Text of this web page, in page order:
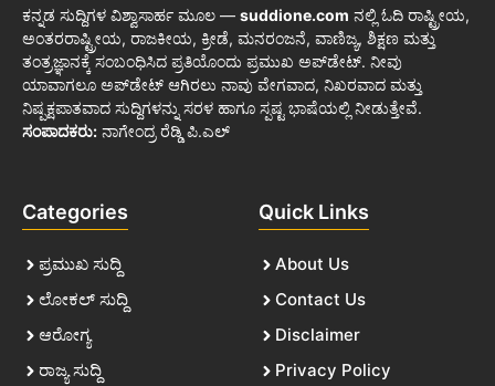
ಕನ್ನಡ ಸುದ್ದಿಗಳ ವಿಶ್ವಾಸಾರ್ಹ ಮೂಲ — suddione.com ನಲ್ಲಿ ಓದಿ ರಾಷ್ಟ್ರೀಯ,
ಅಂತರರಾಷ್ಟ್ರೀಯ, ರಾಜಕೀಯ, ಕ್ರೀಡೆ, ಮನರಂಜನೆ, ವಾಣಿಜ್ಯ, ಶಿಕ್ಷಣ ಮತ್ತು
ತಂತ್ರಜ್ಞಾನಕ್ಕೆ ಸಂಬಂಧಿಸಿದ ಪ್ರತಿಯೊಂದು ಪ್ರಮುಖ ಅಪ್‌ಡೇಟ್. ನೀವು
ಯಾವಾಗಲೂ ಅಪ್‌ಡೇಟ್ ಆಗಿರಲು ನಾವು ವೇಗವಾದ, ನಿಖರವಾದ ಮತ್ತು
ನಿಷ್ಪಕ್ಷಪಾತವಾದ ಸುದ್ದಿಗಳನ್ನು ಸರಳ ಹಾಗೂ ಸ್ಪಷ್ಟ ಭಾಷೆಯಲ್ಲಿ ನೀಡುತ್ತೇವೆ.
ಸಂಪಾದಕರು: ನಾಗೇಂದ್ರ ರೆಡ್ಡಿ ಪಿ.ಎಲ್
Categories
ಪ್ರಮುಖ ಸುದ್ದಿ
ಲೋಕಲ್ ಸುದ್ದಿ
ಆರೋಗ್ಯ
ರಾಜ್ಯ ಸುದ್ದಿ
Quick Links
About Us
Contact Us
Disclaimer
Privacy Policy